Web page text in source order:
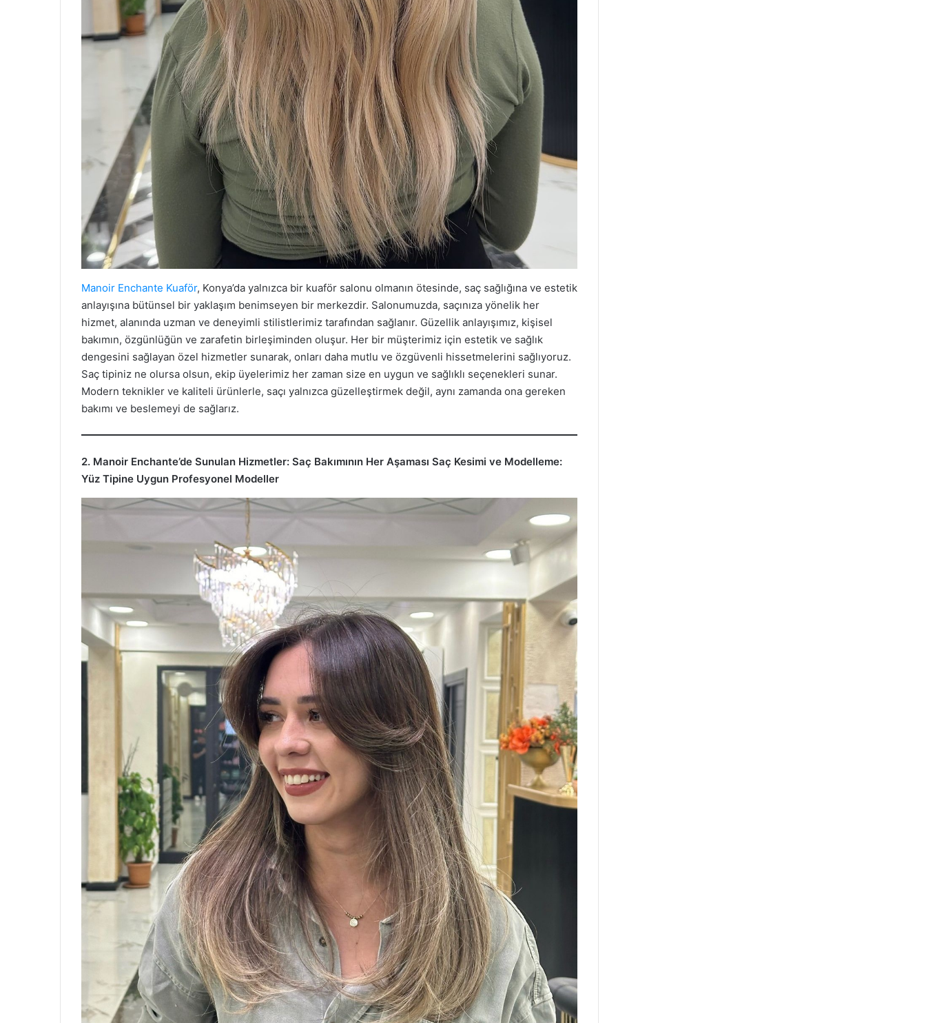
Manoir Enchante Kuaför, Konya’da yalnızca bir kuaför salonu olmanın ötesinde, saç sağlığına ve estetik
anlayışına bütünsel bir yaklaşım benimseyen bir merkezdir. Salonumuzda, saçınıza yönelik her
hizmet, alanında uzman ve deneyimli stilistlerimiz tarafından sağlanır. Güzellik anlayışımız, kişisel
bakımın, özgünlüğün ve zarafetin birleşiminden oluşur. Her bir müşterimiz için estetik ve sağlık
dengesini sağlayan özel hizmetler sunarak, onları daha mutlu ve özgüvenli hissetmelerini sağlıyoruz.
Saç tipiniz ne olursa olsun, ekip üyelerimiz her zaman size en uygun ve sağlıklı seçenekleri sunar.
Modern teknikler ve kaliteli ürünlerle, saçı yalnızca güzelleştirmek değil, aynı zamanda ona gereken
bakımı ve beslemeyi de sağlarız.
2. Manoir Enchante’de Sunulan Hizmetler: Saç Bakımının Her Aşaması Saç Kesimi ve Modelleme:
Yüz Tipine Uygun Profesyonel Modeller